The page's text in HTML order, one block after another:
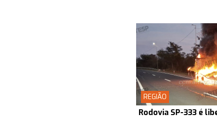
REGIÃO
Rodovia SP-333 é